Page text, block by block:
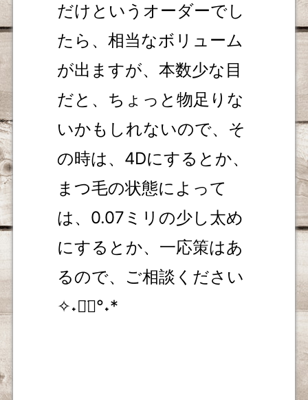
だけというオーダーでし
たら、相当なボリューム
が出ますが、本数少な目
だと、ちょっと物足りな
いかもしれないので、そ
の時は、4Dにするとか、
まつ毛の状態によって
は、0.07ミリの少し太め
にするとか、一応策はあ
るので、ご相談ください
✧˖◡̈⃝°˖*